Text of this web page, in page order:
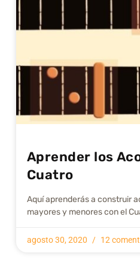
Aprender los
Cuatro
Aquí aprenderás a construir
mayores y menores con el
agosto 30, 2020 12